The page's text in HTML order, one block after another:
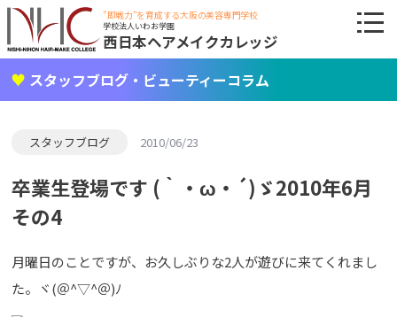
"即戦力"を育成する大阪の美容専門学校
学校法人いわお学園
西日本ヘアメイクカレッジ
スタッフブログ・ビューティーコラム
スタッフブログ 2010/06/23
卒業生登場です (｀・ω・´)ゞ2010年6月
その4
月曜日のことですが、お久しぶりな2人が遊びに来てくれまし
た。ヾ(＠^▽^＠)ﾉ